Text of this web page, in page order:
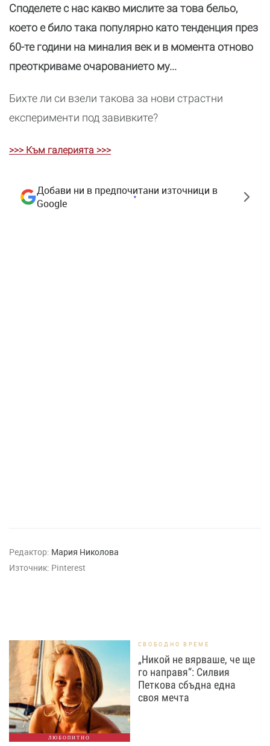
Споделете с нас какво мислите за това бельо,
което е било така популярно като тенденция през
60-те години на миналия век и в момента отново
преоткриваме очарованието му...
Бихте ли си взели такова за нови страстни
експерименти под завивките?
>>> Към галерията >>>
Добави ни в предпочитани източници в
Google
Редактор: Мария Николова
Източник: Pinterest
ЛЮБОПИТНО
СВОБОДНО ВРЕМЕ
„Никой не вярваше, че ще
го направя“: Силвия
Петкова сбъдна една
своя мечта